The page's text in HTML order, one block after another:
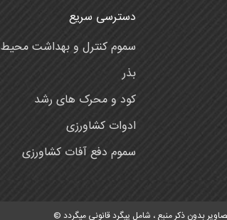
دسترسی سریع
سموم کنترل و بهداشت محیط
بذر
کود و محرک های رشد
ادوات کشاورزی
سموم دفع آفات کشاورزی
بدون ذکر منبع ، شامل پیگرد قانونی میگردد